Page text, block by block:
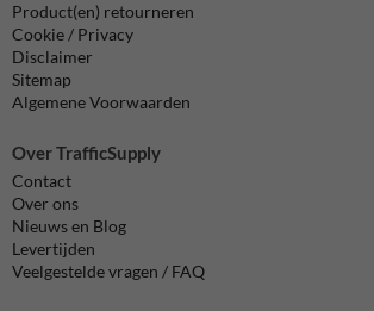
Product(en) retourneren
Cookie / Privacy
Disclaimer
Sitemap
Algemene Voorwaarden
Over TrafficSupply
Contact
Over ons
Nieuws en Blog
Levertijden
Veelgestelde vragen / FAQ